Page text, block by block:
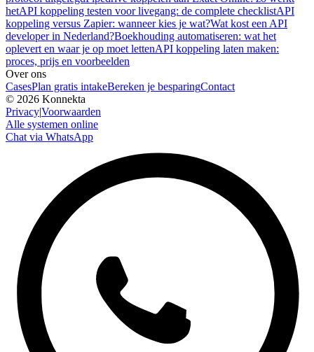
hetAPI koppeling testen voor livegang: de complete checklistAPI
koppeling versus Zapier: wanneer kies je wat?Wat kost een API
developer in Nederland?Boekhouding automatiseren: wat het
oplevert en waar je op moet lettenAPI koppeling laten maken:
proces, prijs en voorbeelden
Over ons
CasesPlan gratis intakeBereken je besparingContact
© 2026 Konnekta
Privacy|Voorwaarden
Alle systemen online
Chat via WhatsApp